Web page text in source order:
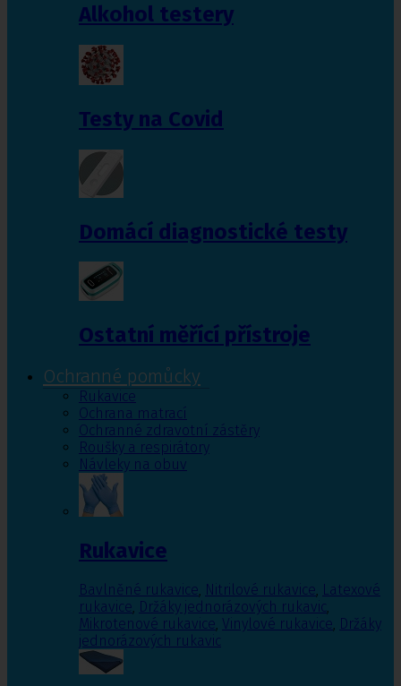
Alkohol testery
Testy na Covid
Domácí diagnostické testy
Ostatní měřící přístroje
Ochranné pomůcky
Rukavice
Ochrana matrací
Ochranné zdravotní zástěry
Roušky a respirátory
Návleky na obuv
Rukavice
Bavlněné rukavice, Nitrilové rukavice, Latexové
rukavice, Držáky jednorázových rukavic,
Mikrotenové rukavice, Vinylové rukavice, Držáky
jednorázových rukavic